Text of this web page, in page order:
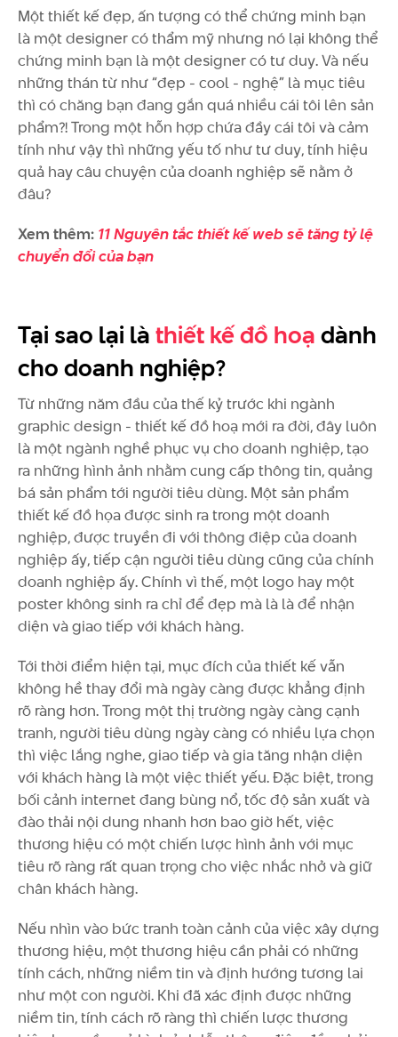
Một thiết kế đẹp, ấn tượng có thể chứng minh bạn
là một designer có thẩm mỹ nhưng nó lại không thể
chứng minh bạn là một designer có tư duy. Và nếu
những thán từ như “đẹp - cool - nghệ” là mục tiêu
thì có chăng bạn đang gắn quá nhiều cái tôi lên sản
phẩm?! Trong một hỗn hợp chứa đầy cái tôi và cảm
tính như vậy thì những yếu tố như tư duy, tính hiệu
quả hay câu chuyện của doanh nghiệp sẽ nằm ở
đâu?
Xem thêm: 11 Nguyên tắc thiết kế web sẽ tăng tỷ lệ
chuyển đổi của bạn
Tại sao lại làthiết kế đồ hoạdành
cho doanh nghiệp?
Từ những năm đầu của thế kỷ trước khi ngành
graphic design - thiết kế đồ hoạ mới ra đời, đây luôn
là một ngành nghề phục vụ cho doanh nghiệp, tạo
ra những hình ảnh nhằm cung cấp thông tin, quảng
bá sản phẩm tới người tiêu dùng. Một sản phẩm
thiết kế đồ họa được sinh ra trong một doanh
nghiệp, được truyền đi với thông điệp của doanh
nghiệp ấy, tiếp cận người tiêu dùng cũng của chính
doanh nghiệp ấy. Chính vì thế, một logo hay một
poster không sinh ra chỉ để đẹp mà là là để nhận
diện và giao tiếp với khách hàng.
Tới thời điểm hiện tại, mục đích của thiết kế vẫn
không hề thay đổi mà ngày càng được khẳng định
rõ ràng hơn. Trong một thị trường ngày càng cạnh
tranh, người tiêu dùng ngày càng có nhiều lựa chọn
thì việc lắng nghe, giao tiếp và gia tăng nhận diện
với khách hàng là một việc thiết yếu. Đặc biệt, trong
bối cảnh internet đang bùng nổ, tốc độ sản xuất và
đào thải nội dung nhanh hơn bao giờ hết, việc
thương hiệu có một chiến lược hình ảnh với mục
tiêu rõ ràng rất quan trọng cho việc nhắc nhở và giữ
chân khách hàng.
Nếu nhìn vào bức tranh toàn cảnh của việc xây dựng
thương hiệu, một thương hiệu cần phải có những
tính cách, những niềm tin và định hướng tương lai
như một con người. Khi đã xác định được những
niềm tin, tính cách rõ ràng thì chiến lược thương